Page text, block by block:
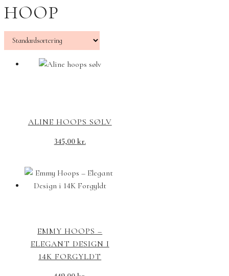
HOOP
ALINE HOOPS SØLV
345,00 kr.
EMMY HOOPS –
ELEGANT DESIGN I
14K FORGYLDT